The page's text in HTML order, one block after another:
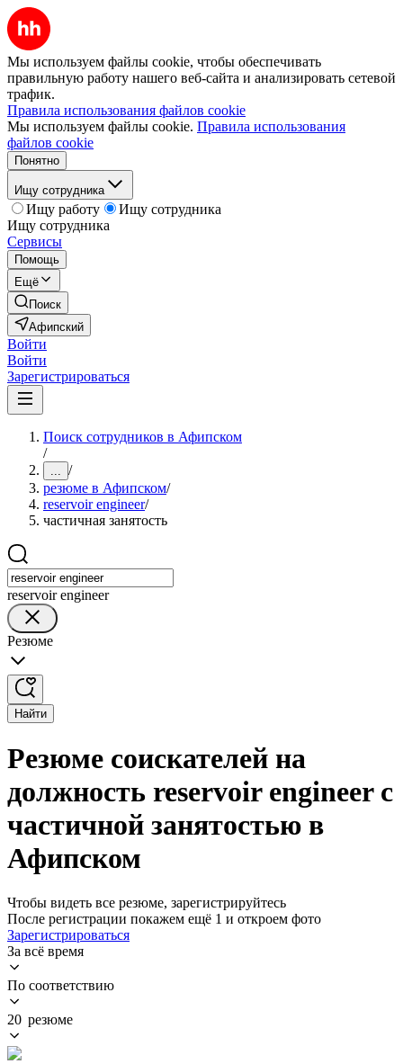
Мы используем файлы cookie, чтобы обеспечивать
правильную работу нашего веб-сайта и анализировать сетевой
трафик.
Правила использования файлов cookie
Мы используем файлы cookie. Правила использования
файлов cookie
Понятно
Ищу сотрудника
Ищу работу
Ищу сотрудника
Ищу сотрудника
Сервисы
Помощь
Ещё
Поиск
Афипский
Войти
Войти
Зарегистрироваться
Поиск сотрудников в Афипском
/
... /
резюме в Афипском/
reservoir engineer/
частичная занятость
reservoir engineer
Резюме
Найти
Резюме соискателей на
должность reservoir engineer с
частичной занятостью в
Афипском
Чтобы видеть все резюме, зарегистрируйтесь
После регистрации покажем ещё 1 и откроем фото
Зарегистрироваться
За всё время
По соответствию
20 резюме